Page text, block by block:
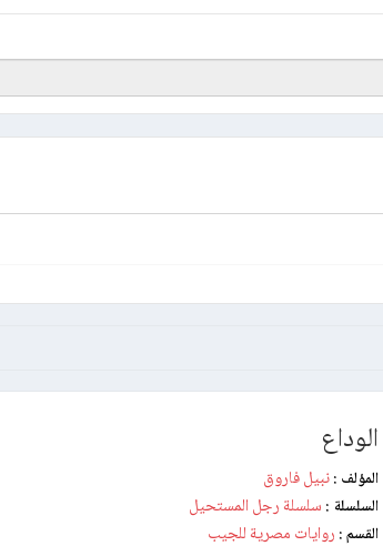
الوداع
المؤلف :نبيل فاروق
السلسلة : سلسلة رجل المستحيل
القسم : روايات مصرية للجيب